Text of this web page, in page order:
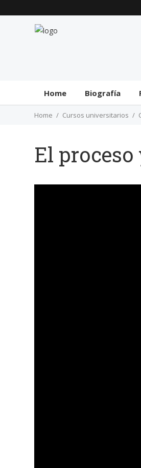
Home Biografía
Home Cursos universitarios
El